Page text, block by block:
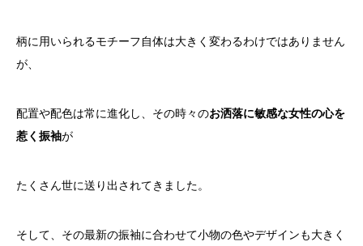
柄に用いられるモチーフ自体は大きく変わるわけではありません
が、
配置や配色は常に進化し、その時々のお洒落に敏感な女性の心を
惹く振袖が
たくさん世に送り出されてきました。
そして、その最新の振袖に合わせて小物の色やデザインも大きく